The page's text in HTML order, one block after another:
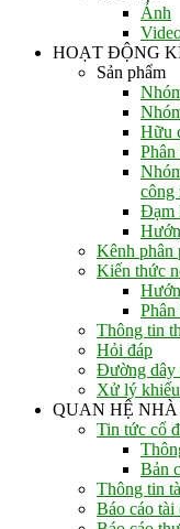
Ảnh
HOẠT ĐỘNG
Sản phẩm
Hữu
công
Đạm
Kênh phân
Kiến thức
Phân
Thông tin
Hỏi đáp
Đường dây
Xử lý
QUAN HỆ
Tin tức cổ
Bản
Thông tin
Báo cáo tài